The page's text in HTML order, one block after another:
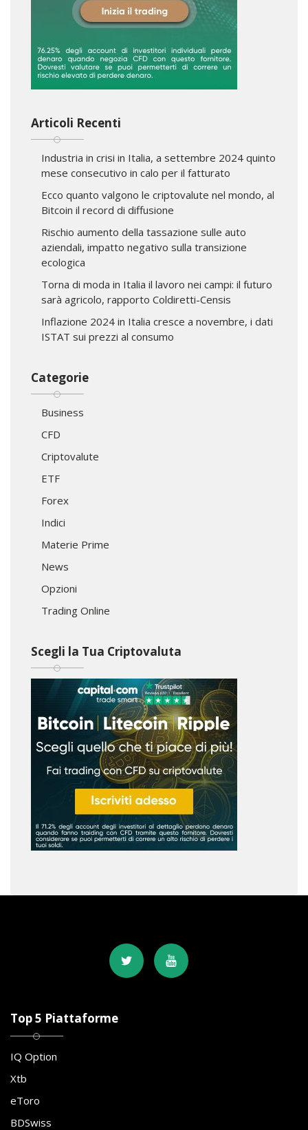
Articoli Recenti
Industria in crisi in Italia, a settembre 2024 quinto
mese consecutivo in calo per il fatturato
Ecco quanto valgono le criptovalute nel mondo, al
Bitcoin il record di diffusione
Rischio aumento della tassazione sulle auto
aziendali, impatto negativo sulla transizione
ecologica
Torna di moda in Italia il lavoro nei campi: il futuro
sarà agricolo, rapporto Coldiretti-Censis
Inflazione 2024 in Italia cresce a novembre, i dati
ISTAT sui prezzi al consumo
Categorie
Business
CFD
Criptovalute
ETF
Forex
Indici
Materie Prime
News
Opzioni
Trading Online
Scegli la Tua Criptovaluta
Top 5 Piattaforme
IQ Option
Xtb
eToro
BDSwiss